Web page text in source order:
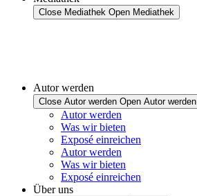
Close Mediathek Open Mediathek
Autor werden
Close Autor werden Open Autor werden
Autor werden
Was wir bieten
Exposé einreichen
Autor werden
Was wir bieten
Exposé einreichen
Über uns